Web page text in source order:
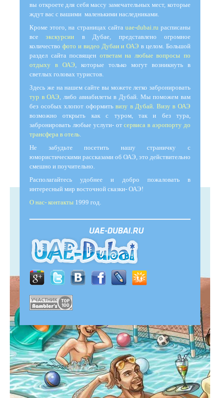
вы откроете для себя массу замечательных мест, которые
ждут вас с вашими маленькими наследниками.
Кроме этого, на страницах сайта uae-dubai.ru расписаны
всеэкскурсии в Дубае, представлено огромное
количество фото и видео Дубаи и ОАЭ в целом. Большой
раздел сайта посвящен ответам на любые вопросы по
отдыху в ОАЭ , которые только могут возникнуть в
светлых головах туристов.
Здесь же на нашем сайте вы можете легко забронировать
тур в ОАЭ , либо авиабилеты в Дубай. Мы поможем вам
без особых хлопот оформитьвизу в Дубай Визу в ОАЭ
возможно открыть как с туром, так и без тура,
забронировать любые услуги- отсервиса в аэропорту до
трансфера в отель
Не забудьте посетить нашу страничку с
юмористическими рассказами об ОАЭ, это действительно
смешно и поучительно.
Располагайтесь удобнее и добро пожаловать в
интересный мир восточной сказки- ОАЭ!
О нас- контакты 1999 год.